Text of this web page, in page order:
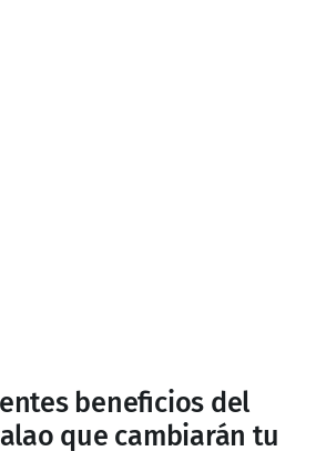
beneficios del
que cambiarán tu